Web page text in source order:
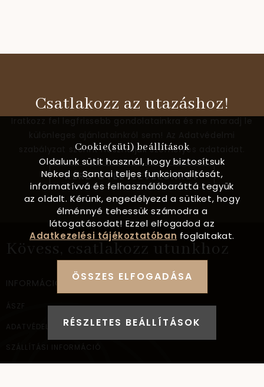
Csatlakozz az utazáshoz!
szabályzat szerint használjuk személyes adataidat.
KÉRD ÖTLETLEVELÜNKET
Kövess, csatlakozz utunkhoz
INFORMÁCIÓ
ÁSZF
ADATVÉDELEM
SZÁLLÍTÁSI INFORMÁCIÓ
Cookie(süti) beállítások
Oldalunk sütit használ, hogy biztosítsuk
Neked a Santai teljes funkcionalitását,
informatívvá és felhasználóbaráttá tegyük
az oldalt. Kérünk, engedélyezd a sütiket, hogy
élménnyé tehessük számodra a
látogatásodat! Ezzel elfogadod az
Adatkezelési tájékoztatóban foglaltakat.
ÖSSZES ELFOGADÁSA
RÉSZLETES BEÁLLÍTÁSOK